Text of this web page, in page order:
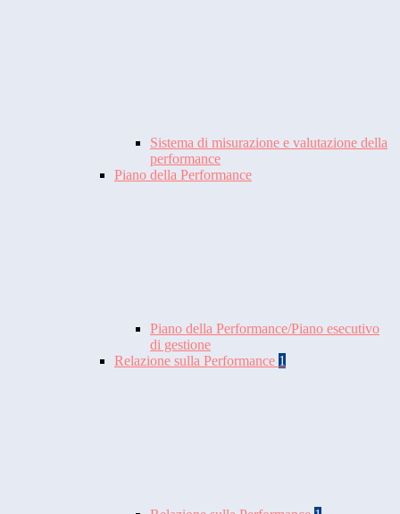
Sistema di misurazione e valutazione della
performance
Piano della Performance
Piano della Performance/Piano esecutivo
di gestione
Relazione sulla Performance 1